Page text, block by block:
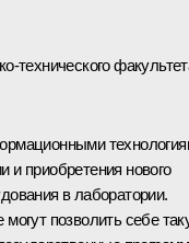
технического
и приобретения нового
в лаборатории.
позволить себе